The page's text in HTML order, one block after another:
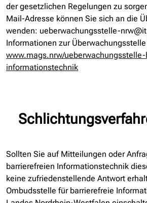
der gesetzlichen Regelungen zu
Mail-Adresse können Sie sich an die
wenden: ueberwachungsstelle-
Informationen zur
www.mags.nrw/
informationstechnik
Sollten Sie auf Mitteilungen oder
barrierefreien Informationstechnik
keine zufriedenstellende Antwort
Ombudsstelle für barrierefreie